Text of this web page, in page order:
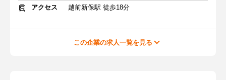
アクセス
越前新保駅 徒歩18分
この企業の求人一覧を見る